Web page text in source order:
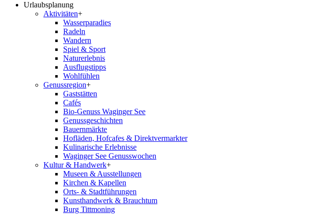
Urlaubsplanung
Aktivitäten+
Wasserparadies
Radeln
Wandern
Spiel & Sport
Naturerlebnis
Ausflugstipps
Wohlfühlen
Genussregion+
Gaststätten
Cafés
Bio-Genuss Waginger See
Genussgeschichten
Bauernmärkte
Hofläden, Hofcafes & Direktvermarkter
Kulinarische Erlebnisse
Waginger See Genusswochen
Kultur & Handwerk+
Museen & Ausstellungen
Kirchen & Kapellen
Orts- & Stadtführungen
Kunsthandwerk & Brauchtum
Burg Tittmoning